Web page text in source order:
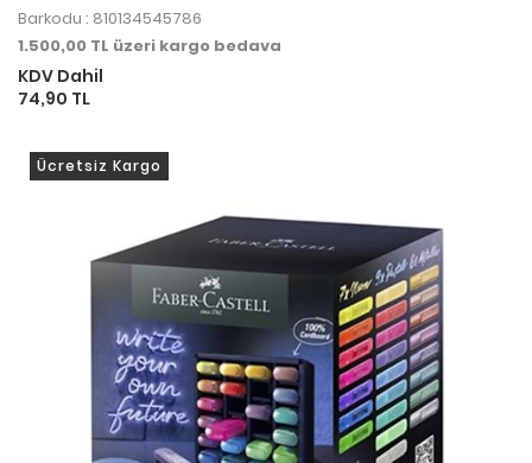
Barkodu : 810134545786
1.500,00 TL üzeri kargo bedava
KDV Dahil
74,90 TL
Ücretsiz Kargo